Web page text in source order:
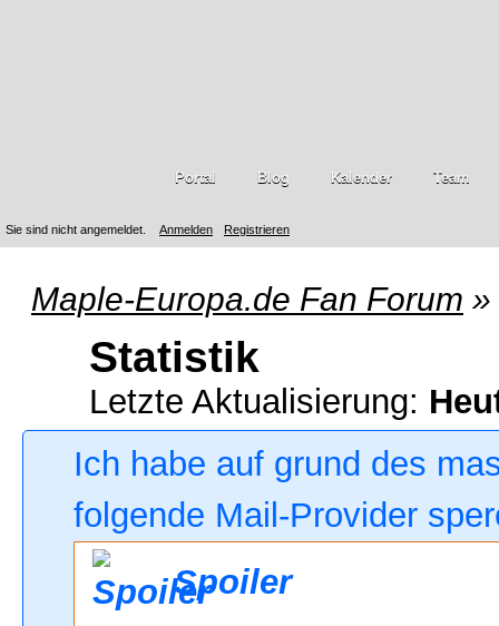
Sie sind nicht angemeldet. Anmelden Registrieren
Portal Blog Kalender Team
Maple-Europa.de Fan Forum »
Statistik
Letzte Aktualisierung:
Ich habe auf grund des
folgende Mail-Provider
Spoiler